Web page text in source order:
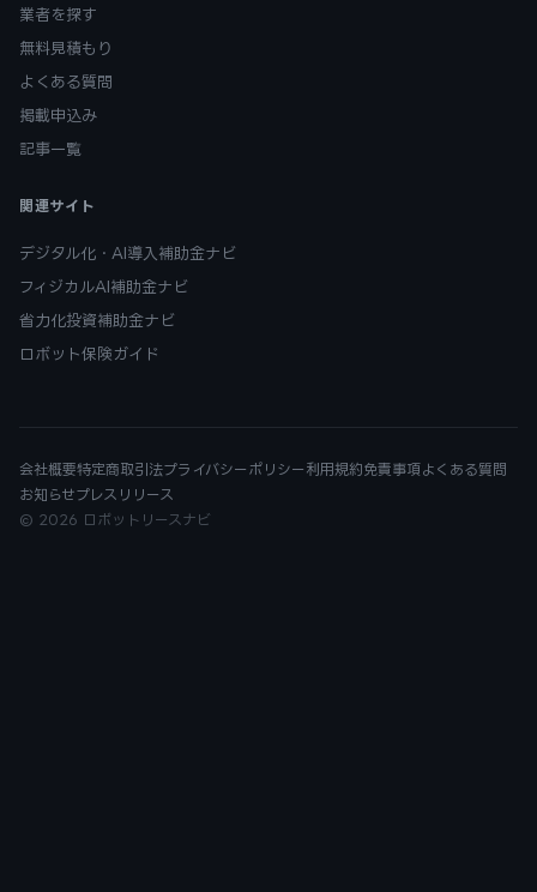
業者を探す
無料見積もり
よくある質問
掲載申込み
記事一覧
関連サイト
デジタル化・AI導入補助金ナビ
フィジカルAI補助金ナビ
省力化投資補助金ナビ
ロボット保険ガイド
会社概要特定商取引法プライバシーポリシー 利用規約免責事項よくある質問
お知らせプレスリリース
© 2026 ロボットリースナビ